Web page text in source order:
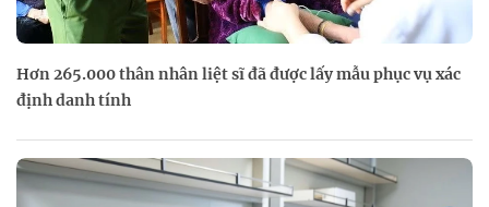
Hơn 265.000 thân nhân liệt sĩ đã được lấy mẫu phục vụ xác
định danh tính